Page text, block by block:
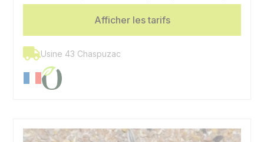
Afficher les tarifs
Usine 43 Chaspuzac